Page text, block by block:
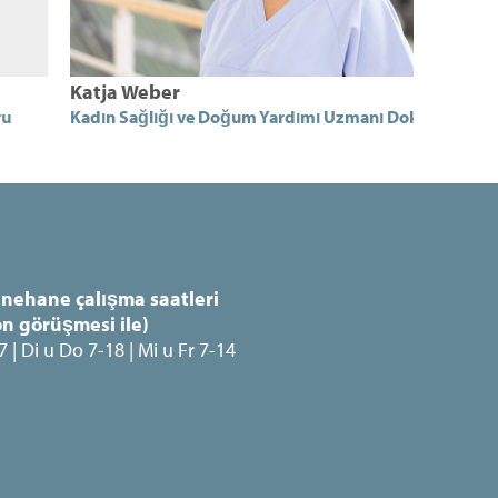
Weber
Sağlığı ve Doğum Yardımı Uzmanı Doktoru
çalışma saatleri
görüşmesi ile)
| Di u Do 7-18 | Mi u Fr 7-14